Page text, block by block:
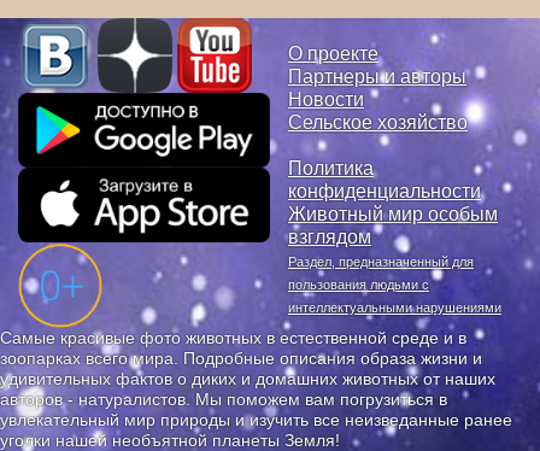
О проекте
Партнеры и авторы
Новости
Сельское хозяйство
Политика
конфиденциальности
Животный мир особым
взглядом
Раздел, предназначенный для
пользования людьми с
интеллектуальными нарушениями
Самые красивые фото животных в естественной среде и в
зоопарках всего мира. Подробные описания образа жизни и
удивительных фактов о диких и домашних животных от наших
авторов - натуралистов. Мы поможем вам погрузиться в
увлекательный мир природы и изучить все неизведанные ранее
уголки нашей необъятной планеты Земля!